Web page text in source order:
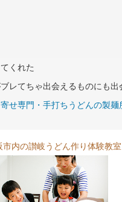
くれた
レてちゃ出会えるものにも出
せ専門・手打ちうどんの製
市内の讃岐うどん作り体験教室